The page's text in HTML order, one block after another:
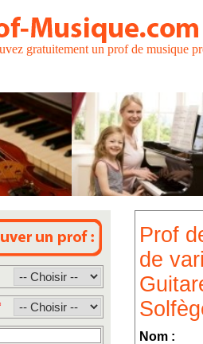
gratuitement un prof de musique
Prof
de
Nom :